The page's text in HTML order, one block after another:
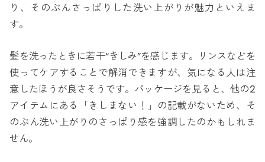
り、そのぶんさっぱりした洗い上がりが魅力といえま
す。
髪を洗ったときに若干“きしみ”を感じます。リンスなどを
使ってケアすることで解消できますが、気になる人は注
意したほうが良さそうです。パッケージを見ると、他の2
アイテムにある「きしまない！」の記載がないため、そ
のぶん洗い上がりのさっぱり感を強調したのかもしれま
せん。